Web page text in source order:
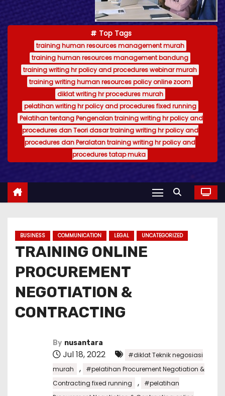
Top Tags
training human resources management murah
training human resources management bandung
training writing hr policy and procedures webinar murah
training writing human resources policy online zoom
diklat writing hr procedures murah
pelatihan writing hr policy and procedures fixed running
Pelatihan tentang Pengenalan training writing hr policy and
procedures dan Teori dasar training writing hr policy and
procedures dan Peralatan training writing hr policy and
procedures tatap muka
BUSINESS COMMUNICATION LEGAL UNCATEGORIZED
TRAINING ONLINE
PROCUREMENT
NEGOTIATION &
CONTRACTING
By nusantara
Jul 18, 2022
#diklat Teknik negosiasi
murah
,
#pelatihan Procurement Negotiation &
Contracting fixed running
,
#pelatihan